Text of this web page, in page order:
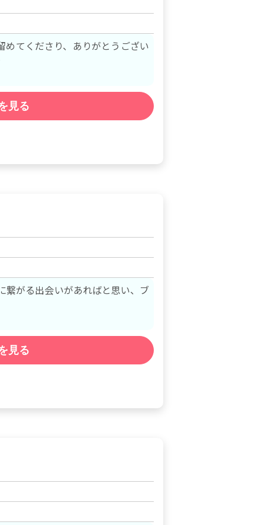
てくださり、ありがとうござい
見る
がる出会いがあればと思い、ブ
見る